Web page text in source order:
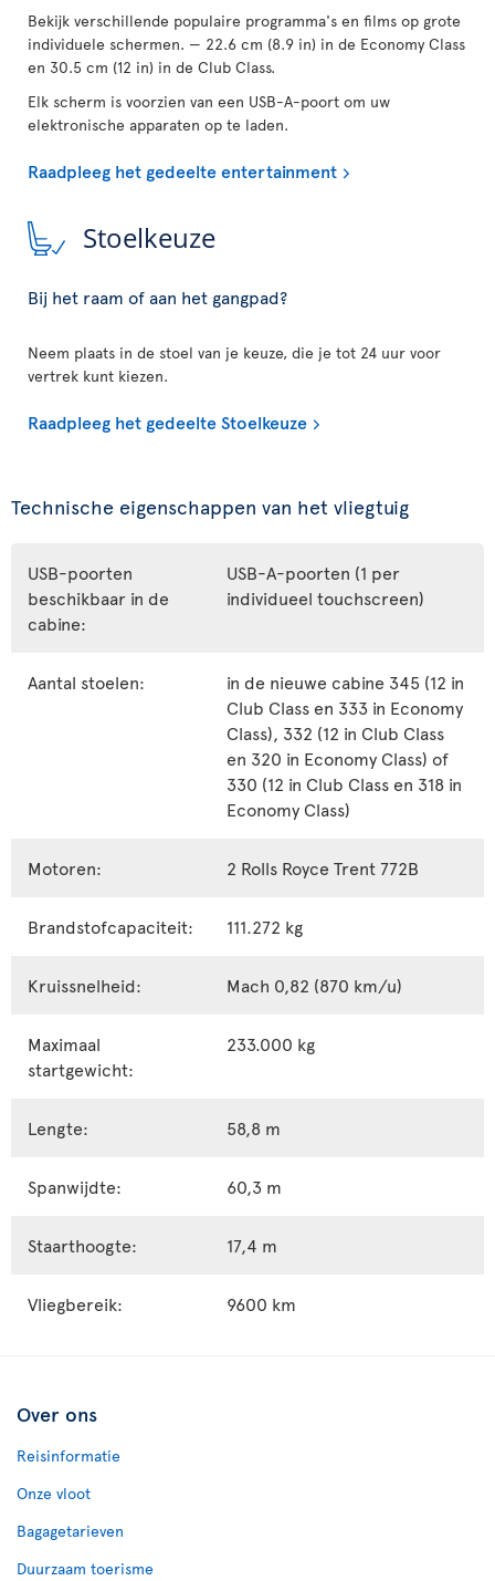
Bekijk verschillende populaire programma's en films op grote
individuele schermen. — 22.6 cm (8.9 in) in de Economy Class
en 30.5 cm (12 in) in de Club Class.
Elk scherm is voorzien van een USB-A-poort om uw
elektronische apparaten op te laden.
Raadpleeg het gedeelte entertainment
Stoelkeuze
Bij het raam of aan het gangpad?
Neem plaats in de stoel van je keuze, die je tot 24 uur voor
vertrek kunt kiezen.
Raadpleeg het gedeelte Stoelkeuze
Technische eigenschappen van het vliegtuig
USB-poorten
beschikbaar in de
cabine:
USB-A-poorten (1 per
individueel touchscreen)
Aantal stoelen:
in de nieuwe cabine 345 (12 in
Club Class en 333 in Economy
Class), 332 (12 in Club Class
en 320 in Economy Class) of
330 (12 in Club Class en 318 in
Economy Class)
Motoren: 2 Rolls Royce Trent 772B
Brandstofcapaciteit: 111.272 kg
Kruissnelheid: Mach 0,82 (870 km/u)
Maximaal
startgewicht:
233.000 kg
Lengte: 58,8 m
Spanwijdte: 60,3 m
Staarthoogte: 17,4 m
Vliegbereik: 9600 km
Over ons
Reisinformatie
Onze vloot
Bagagetarieven
Duurzaam toerisme